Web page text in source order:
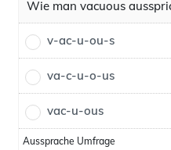
Wie man vacuous
v-ac-u-ou-s
va-c-u-o-us
vac-u-ous
Aussprache Umfrage